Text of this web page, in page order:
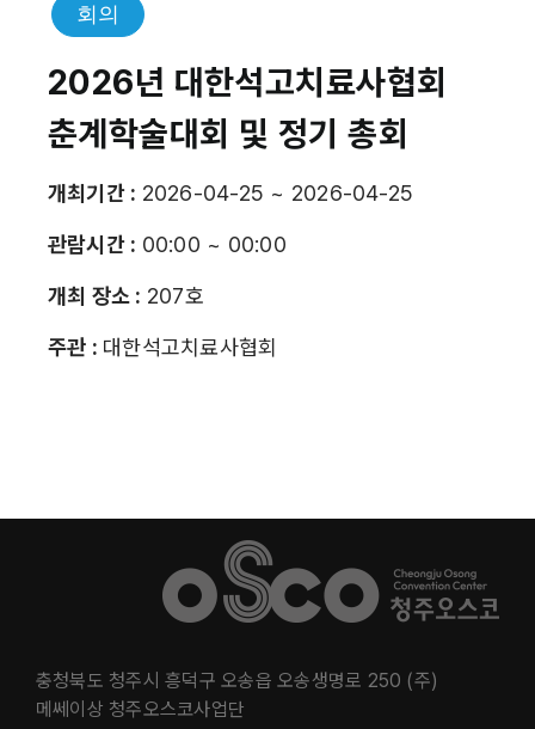
회의
2026년 대한석고치료사협회
춘계학술대회 및 정기 총회
개최기간 : 2026-04-25 ~ 2026-04-25
관람시간 : 00:00 ~ 00:00
개최 장소 : 207호
주관 : 대한석고치료사협회
충청북도 청주시 흥덕구 오송읍 오송생명로 250 (주)
메쎄이상 청주오스코사업단